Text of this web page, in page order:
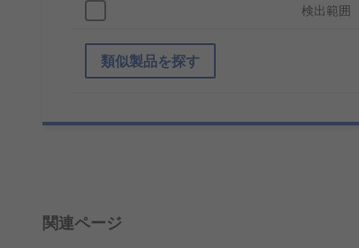
検出範囲
類似製品を探す
関連ページ